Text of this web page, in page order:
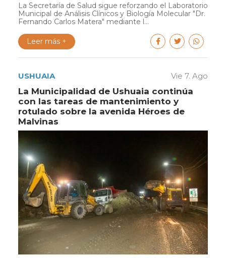
La Secretaría de Salud sigue reforzando el Laboratorio
Municipal de Análisis Clínicos y Biología Molecular "Dr.
Fernando Carlos Matera" mediante l...
Leer más +
USHUAIA Vie 7. Ago
La Municipalidad de Ushuaia continúa
con las tareas de mantenimiento y
rotulado sobre la avenida Héroes de
Malvinas